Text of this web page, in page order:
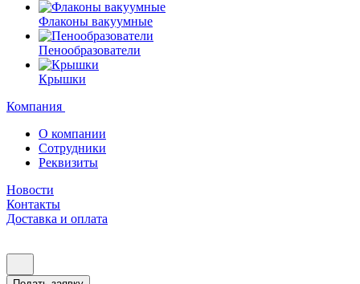
Флаконы вакуумные
Пенообразователи
Крышки
Компания
О компании
Сотрудники
Реквизиты
Новости
Контакты
Доставка и оплата